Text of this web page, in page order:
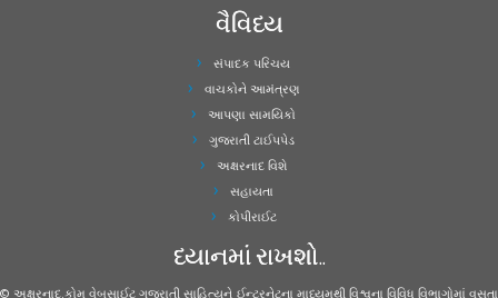
વૈવિધ્ય
સંપાદક પરિચય
વાચકોને આમંત્રણ
આપણા સામયિકો
ગુજરાતી ટાઈપપેડ
અક્ષરનાદ વિશે
સહાયતા
કોપીરાઈટ
ધ્યાનમાં રાખશો..
© અક્ષરનાદ.કોમ વેબસાઈટ ગુજરાતી સાહિત્યને ઈન્ટરનેટના માધ્યમથી વિશ્વના વિવિધ વિભાગોમાં વસતા